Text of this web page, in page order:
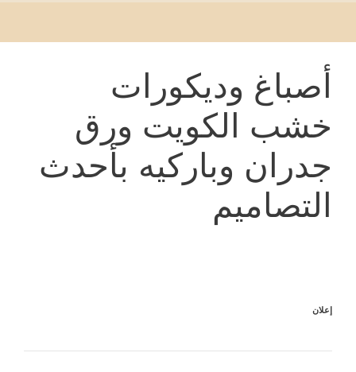
أصباغ وديكورات
خشب الكويت ورق
جدران وباركيه بأحدث
التصاميم
إعلان